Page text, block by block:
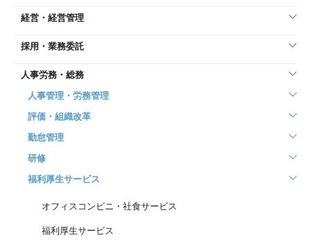
経営・経営管理
採用・業務委託
人事労務・総務
人事管理・労務管理
評価・組織改革
勤怠管理
研修
福利厚生サービス
オフィスコンビニ・社食サービス
福利厚生サービス